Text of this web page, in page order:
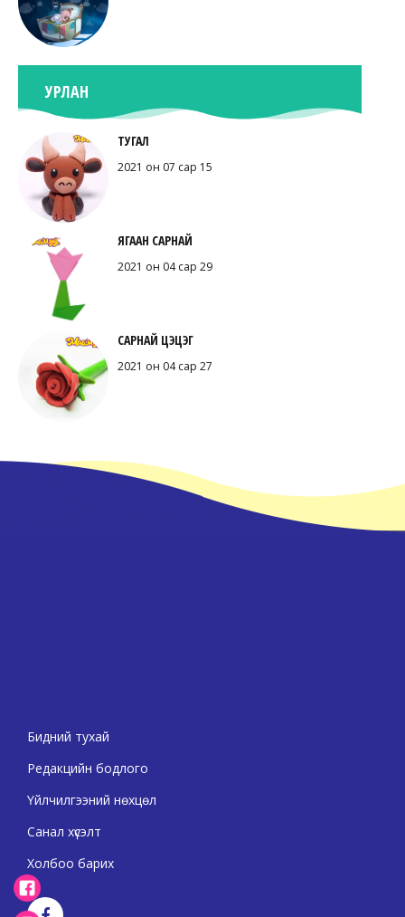
УРЛАН
ТУГАЛ
2021 он 07 сар 15
ЯГААН САРНАЙ
2021 он 04 сар 29
САРНАЙ ЦЭЦЭГ
2021 он 04 сар 27
Бидний тухай
Редакцийн бодлого
Үйлчилгээний нөхцөл
Санал хүсэлт
Холбоо барих